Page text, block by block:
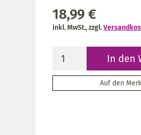
18,99 €
inkl. MwSt., zzgl.
In den
Auf den